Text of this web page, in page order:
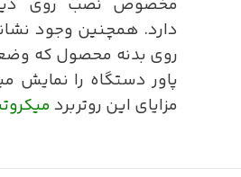
مخصوص نصب روی
روی بدنه محصول که
پاور دستگاه را نمایش
مزایای این روتربرد